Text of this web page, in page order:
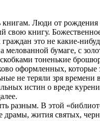
Люди от
книгу. Божественное
это не какие-
мелованной бумаге, с
тоненькие
оформленных,
не теряли зря времени
истин о вреде
разным. В этой
драмы, жития святых,